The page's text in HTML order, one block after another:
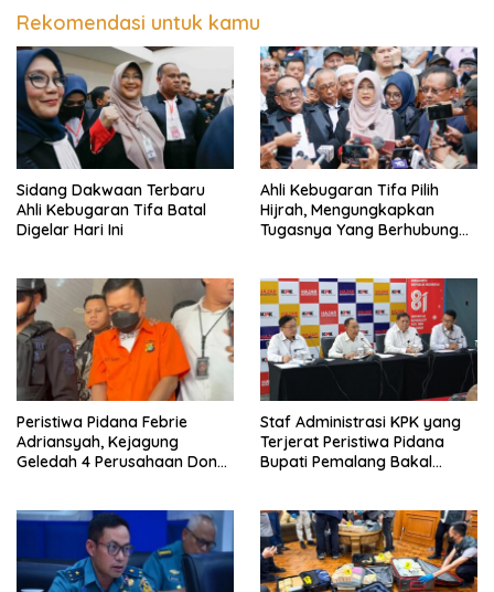
Rekomendasi untuk kamu
Sidang Dakwaan Terbaru
Ahli Kebugaran Tifa Batal
Digelar Hari Ini
Ahli Kebugaran Tifa Pilih
Hijrah, Mengungkapkan
Tugasnya Yang Berhubungan
Peristiwa Pidana Febrie
Adriansyah, Kejagung
Geledah 4 Perusahaan Don
Staf Administrasi KPK yang
Terjerat Peristiwa Pidana
Bupati Pemalang Bakal